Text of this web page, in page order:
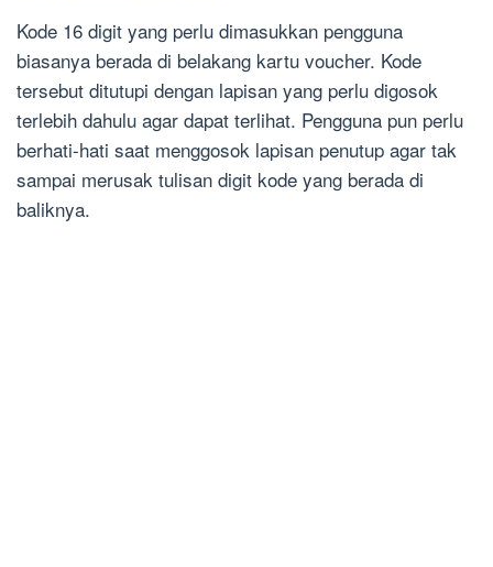
Kode 16 digit yang perlu dimasukkan pengguna
biasanya berada di belakang kartu voucher. Kode
tersebut ditutupi dengan lapisan yang perlu digosok
terlebih dahulu agar dapat terlihat. Pengguna pun perlu
berhati-hati saat menggosok lapisan penutup agar tak
sampai merusak tulisan digit kode yang berada di
baliknya.